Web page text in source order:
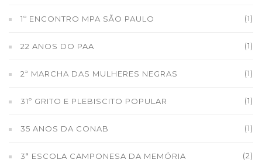
1º ENCONTRO MPA SÃO PAULO (1)
22 ANOS DO PAA (1)
2ª MARCHA DAS MULHERES NEGRAS (1)
31º GRITO E PLEBISCITO POPULAR (1)
35 ANOS DA CONAB (1)
3ª ESCOLA CAMPONESA DA MEMÓRIA (2)